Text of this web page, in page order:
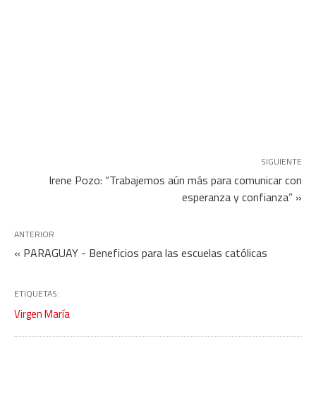
SIGUIENTE
Irene Pozo: “Trabajemos aún más para comunicar con
esperanza y confianza” »
ANTERIOR
« PARAGUAY - Beneficios para las escuelas católicas
ETIQUETAS:
Virgen María